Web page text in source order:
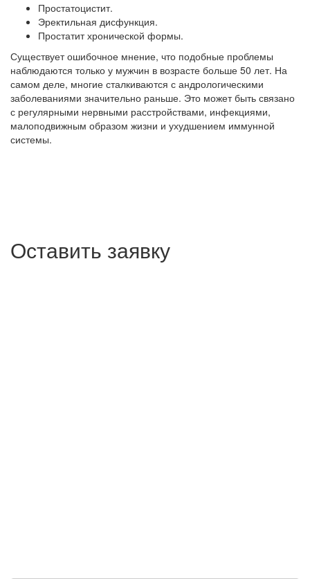
Простатоцистит.
Эректильная дисфункция.
Простатит хронической формы.
Существует ошибочное мнение, что подобные проблемы
наблюдаются только у мужчин в возрасте больше 50 лет. На
самом деле, многие сталкиваются с андрологическими
заболеваниями значительно раньше. Это может быть связано
с регулярными нервными расстройствами, инфекциями,
малоподвижным образом жизни и ухудшением иммунной
системы.
Оставить заявку